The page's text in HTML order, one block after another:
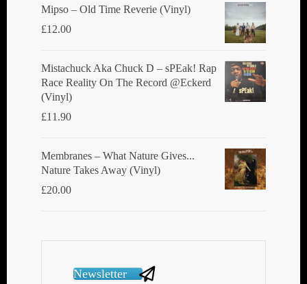
Mipso ‎– Old Time Reverie (Vinyl)
£12.00
Mistachuck Aka Chuck D ‎– sPEak! Rap
Race Reality On The Record @Eckerd
(Vinyl)
£11.90
Membranes ‎– What Nature Gives...
Nature Takes Away (Vinyl)
£20.00
Newsletter